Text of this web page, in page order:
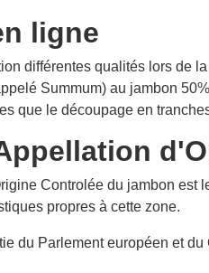
ligne
différentes qualités lors de
Summum) au jambon
que le découpage en
Controlée du jambon
propres à cette zone.
du Parlement européen et